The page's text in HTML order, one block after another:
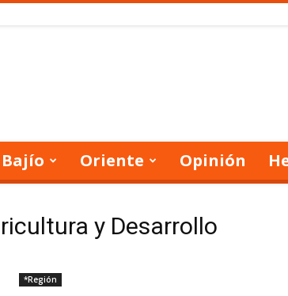
Bajío Oriente Opinión
y Desarrollo
*Región